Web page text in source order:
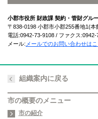
小郡市役所 財政課 契約・管財グル
〒838-0198 小郡市小郡255番地1(本
電話:0942-73-9108 / ファクス:0942-
メール: メールでのお問い合わせは
組織案内に戻る
市の概要のメニュー
市の紹介